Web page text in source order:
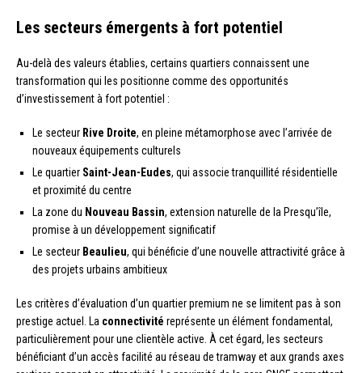
Les secteurs émergents à fort potentiel
Au-delà des valeurs établies, certains quartiers connaissent une
transformation qui les positionne comme des opportunités
d’investissement à fort potentiel :
Le secteur Rive Droite, en pleine métamorphose avec l’arrivée de
nouveaux équipements culturels
Le quartier Saint-Jean-Eudes, qui associe tranquillité résidentielle
et proximité du centre
La zone du Nouveau Bassin, extension naturelle de la Presqu’île,
promise à un développement significatif
Le secteur Beaulieu, qui bénéficie d’une nouvelle attractivité grâce à
des projets urbains ambitieux
Les critères d’évaluation d’un quartier premium ne se limitent pas à son
prestige actuel. La connectivité représente un élément fondamental,
particulièrement pour une clientèle active. À cet égard, les secteurs
bénéficiant d’un accès facilité au réseau de tramway et aux grands axes